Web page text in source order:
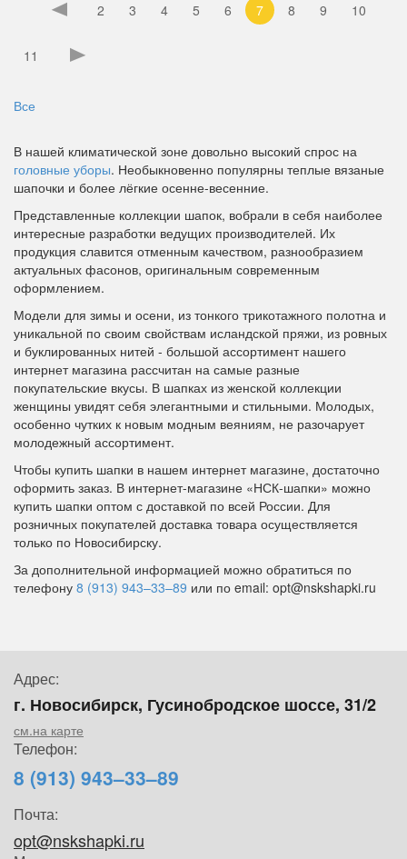
2 3 4 5 6 7 8 9 10
11
Все
В нашей климатической зоне довольно высокий спрос на
головные уборы. Необыкновенно популярны теплые вязаные
шапочки и более лёгкие осенне-весенние.
Представленные коллекции шапок, вобрали в себя наиболее
интересные разработки ведущих производителей. Их
продукция славится отменным качеством, разнообразием
актуальных фасонов, оригинальным современным
оформлением.
Модели для зимы и осени, из тонкого трикотажного полотна и
уникальной по своим свойствам исландской пряжи, из ровных
и буклированных нитей - большой ассортимент нашего
интернет магазина рассчитан на самые разные
покупательские вкусы. В шапках из женской коллекции
женщины увидят себя элегантными и стильными. Молодых,
особенно чутких к новым модным веяниям, не разочарует
молодежный ассортимент.
Чтобы купить шапки в нашем интернет магазине, достаточно
оформить заказ. В интернет-магазине «НСК-шапки» можно
купить шапки оптом с доставкой по всей России. Для
розничных покупателей доставка товара осуществляется
только по Новосибирску.
За дополнительной информацией можно обратиться по
телефону 8 (913) 943–33–89 или по email: opt@nskshapki.ru
Адрес:
г. Новосибирск, Гусинобродское шоссе, 31/2
см.на карте
Телефон:
8 (913) 943–33–89
Почта:
opt@nskshapki.ru